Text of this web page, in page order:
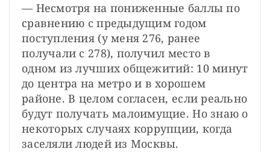
— Несмотря на пониженные баллы по
сравнению с предыдущим годом
поступления (у меня 276, ранее
получали с 278), получил место в
одном из лучших общежитий: 10 минут
до центра на метро и в хорошем
районе. В целом согласен, если реально
будут получать малоимущие. Но знаю о
некоторых случаях коррупции, когда
заселяли людей из Москвы.